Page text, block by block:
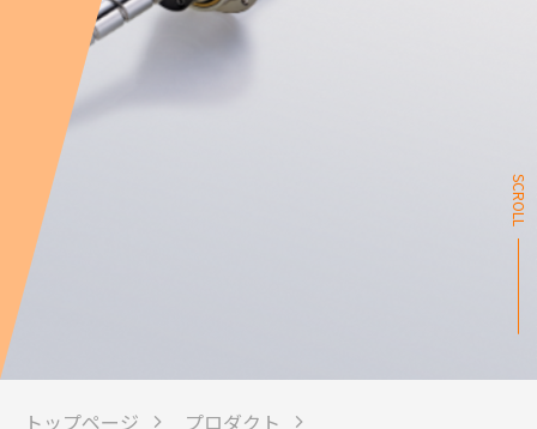
SCROLL
トップページ
プロダクト